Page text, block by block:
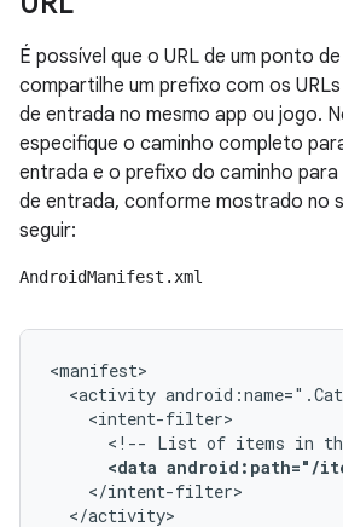
É possível que o URL de um ponto
compartilhe um prefixo com os
de entrada no mesmo app ou jogo.
especifique o caminho completo
entrada e o prefixo do caminho
de entrada, conforme mostrado no
seguir:
AndroidManifest.xml
<activity
<!-- List of items in
<data android:path="/